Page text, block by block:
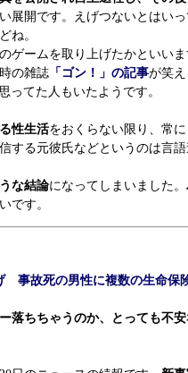
展開です。えげつないとはい
ね。
ゲームを取り上げたかといい
の雑誌 「ゴン！」の記事が笑
ってた人もいたようです。
性生活をおくらない限り、常
する元彼氏などというのは言
な結論になってしまいました。
です。
事故死の男性に複数の生命保
落ちちゃうのか、とっても不